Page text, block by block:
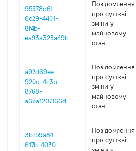
95378d61-
6e29-4401-
8f4b-
ea93a323a49b
Повідомлення
про суттєві
зміни y
майновому
стані
a92d69ee-
920d-4c3b-
8768-
a6ba1207166d
Повідомлення
про суттєві
зміни y
майновому
стані
3b759a84-
617b-4030-
Повідомлення
про суттєві
зміни y